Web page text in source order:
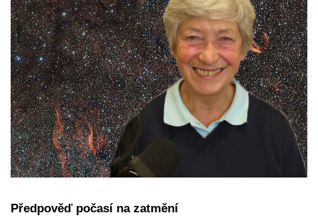
Předpověď počasí na zatmění